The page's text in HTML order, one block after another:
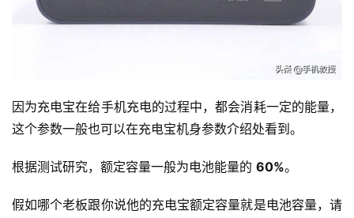
因为充电宝在给手机充电的过程中，都会消耗一定的能量，
这个参数一般也可以在充电宝机身参数介绍处看到。
根据测试研究，额定容量一般为电池能量的 60%。
假如哪个老板跟你说他的充电宝额定容量就是电池容量，请